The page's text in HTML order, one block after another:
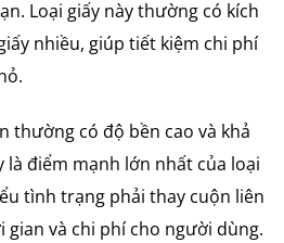
Loại giấy này thường có kích
nhiều, giúp tiết kiệm chi phí
thường có độ bền cao và khả
điểm mạnh lớn nhất của loại
tình trạng phải thay cuộn liên
và chi phí cho người dùng.